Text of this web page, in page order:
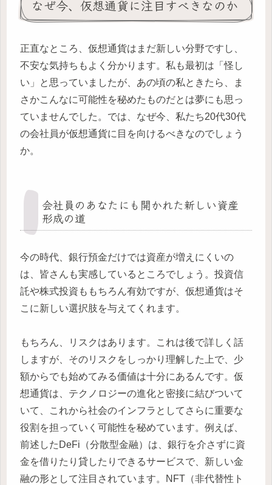
なぜ今、仮想通貨に注目すべきなのか
正直なところ、仮想通貨はまだ新しい分野ですし、
不安な気持ちもよく分かります。私も最初は「怪し
い」と思っていましたが、あの頃の私ときたら、ま
さかこんなに可能性を秘めたものだとは夢にも思っ
ていませんでした。では、なぜ今、私たち20代30代
の会社員が仮想通貨に目を向けるべきなのでしょう
か。
会社員のあなたにも開かれた新しい資産
形成の道
今の時代、銀行預金だけでは資産が増えにくいの
は、皆さんも実感しているところでしょう。投資信
託や株式投資ももちろん有効ですが、仮想通貨はそ
こに新しい選択肢を与えてくれます。
もちろん、リスクはあります。これは後で詳しく話
しますが、そのリスクをしっかり理解した上で、少
額からでも始めてみる価値は十分にあるんです。仮
想通貨は、テクノロジーの進化と密接に結びついて
いて、これから社会のインフラとしてさらに重要な
役割を担っていく可能性を秘めています。例えば、
前述したDeFi（分散型金融）は、銀行を介さずに資
金を借りたり貸したりできるサービスで、新しい金
融の形として注目されています。NFT（非代替性ト